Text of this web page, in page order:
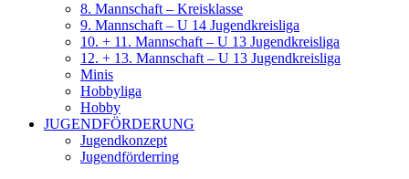
8. Mannschaft – Kreisklasse
9. Mannschaft – U 14 Jugendkreisliga
10. + 11. Mannschaft – U 13 Jugendkreisliga
12. + 13. Mannschaft – U 13 Jugendkreisliga
Minis
Hobbyliga
Hobby
JUGENDFÖRDERUNG
Jugendkonzept
Jugendförderring